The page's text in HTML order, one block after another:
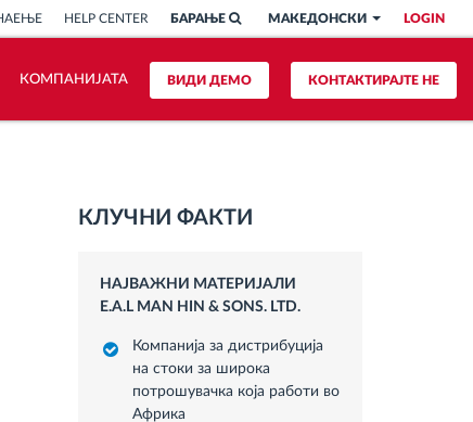
LOGIN
МАКЕДОНСКИ
БАРАЊЕ
HELP CENTER
КОНТАКТИРАЈТЕ НЕ
ВИДИ ДЕМО
КОМПАНИЈАТА
КЛУЧНИ ФАКТИ
НАЈВАЖНИ МАТЕРИЈАЛИ
E.A.L MAN HIN & SONS. LTD.
Компанија за дистрибуција
на стоки за широка
потрошувачка која работи во
Африка